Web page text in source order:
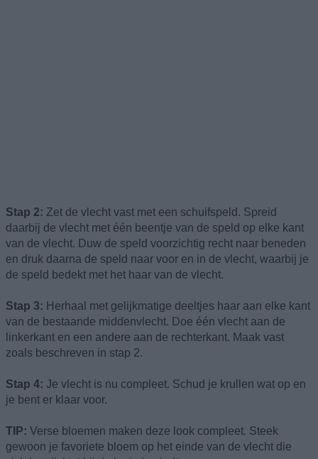
Stap 2: Zet de vlecht vast met een schuifspeld. Spreid
daarbij de vlecht met één beentje van de speld op elke kant
van de vlecht. Duw de speld voorzichtig recht naar beneden
en druk daarna de speld naar voor en in de vlecht, waarbij je
de speld bedekt met het haar van de vlecht.
Stap 3: Herhaal met gelijkmatige deeltjes haar aan elke kant
van de bestaande middenvlecht. Doe één vlecht aan de
linkerkant en een andere aan de rechterkant. Maak vast
zoals beschreven in stap 2.
Stap 4: Je vlecht is nu compleet. Schud je krullen wat op en
je bent er klaar voor.
TIP: Verse bloemen maken deze look compleet. Steek
gewoon je favoriete bloem op het einde van de vlecht die